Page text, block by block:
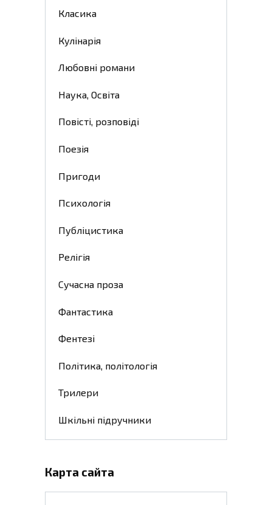
Класика
Кулінарія
Любовні романи
Наука, Освіта
Повісті, розповіді
Поезія
Пригоди
Психологія
Публіцистика
Релігія
Сучасна проза
Фантастика
Фентезі
Політика, політологія
Трилери
Шкільні підручники
Карта сайта